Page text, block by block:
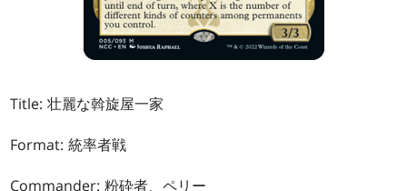
Title: 壮麗な斡旋屋一家
Format: 統率者戦
Commander: 粉砕者、ペリー